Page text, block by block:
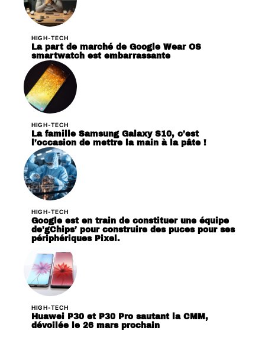
HIGH-TECH
La part de marché de Google Wear OS
smartwatch est embarrassante
HIGH-TECH
La famille Samsung Galaxy S10, c’est
l’occasion de mettre la main à la pâte !
HIGH-TECH
Google est en train de constituer une équipe
de’gChips’ pour construire des puces pour ses
périphériques Pixel.
HIGH-TECH
Huawei P30 et P30 Pro sautant la CMM,
dévoilée le 26 mars prochain